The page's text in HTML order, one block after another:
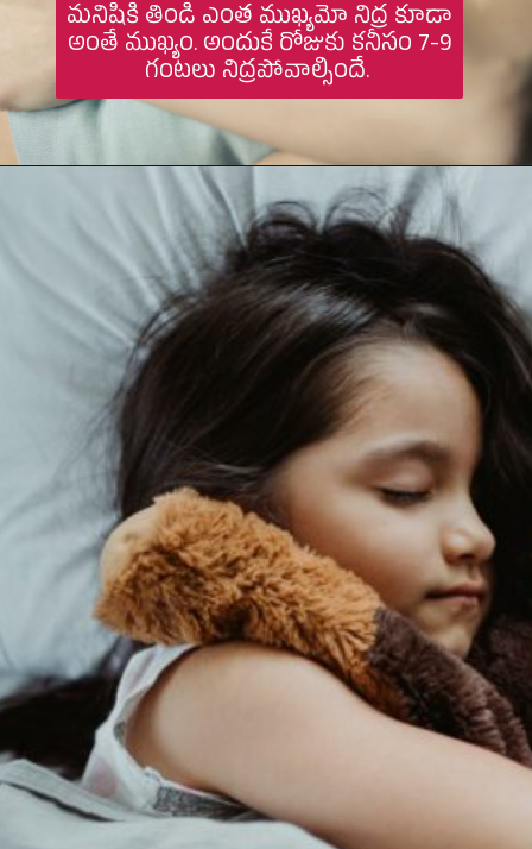
మనిషికి తిండి ఎంత ముఖ్యమో నిద్ర కూడా
అంతే ముఖ్యం. అందుకే రోజుకు కనీసం 7-9
గంటలు నిద్రపోవాల్సిందే.